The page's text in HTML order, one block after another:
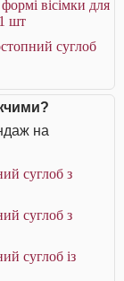
вісімки для
шт
суглоб
на
суглоб з
суглоб з
суглоб із